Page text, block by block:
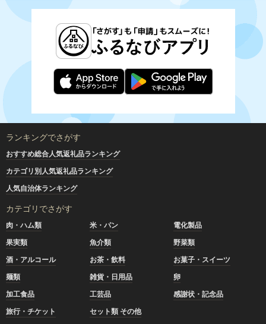
ランキングでさがす
おすすめ総合人気返礼品ランキング
カテゴリ別人気返礼品ランキング
人気自治体ランキング
カテゴリでさがす
肉・ハム類 米・パン
電化製品
果実類
魚介類
野菜類
酒・アルコール
お茶・飲料
お菓子・スイーツ
麺類
雑貨・日用品
卵
加工食品
工芸品
感謝状・記念品
旅行・チケット
セット類 その他